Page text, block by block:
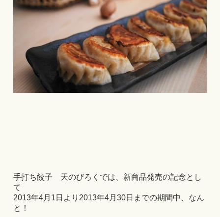
手打ち餃子 天のびろくでは、新商品発売の記念とし
て
2013年4月1日より2013年4月30日までの期間中、 なん
と！